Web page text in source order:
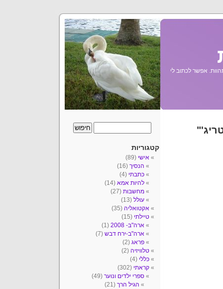
אפשר לכתוב לי
קטגוריות
אישי (89)
הנסיך (16)
כתבתי (4)
להיות אמא (14)
מחשבות (27)
עולל (13)
אקטואליה (35)
טיילתי (15)
ארה"ב- 2008
(1)
ארה"ב-ירח דבש (7)
פראג (2)
טלוויזיה (2)
כללי (4)
קראתי (302)
ספרי ילדים ונוער (49)
הגיל הרך (21)